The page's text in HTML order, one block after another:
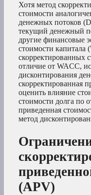
Хотя метод
стоимости
денежных потоков
текущий денежный
другие финансовые
стоимости капитала
скорректированных
отличие от WACC,
дисконтирования
скорректированная
оценить влияние
стоимости долга по
приведенная
метод
(APV)